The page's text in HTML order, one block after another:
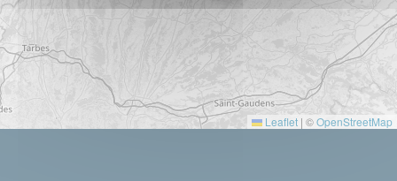
Leaflet | ©OpenStreetMap